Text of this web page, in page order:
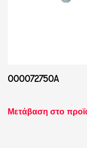
000072750A
Μετάβαση στο